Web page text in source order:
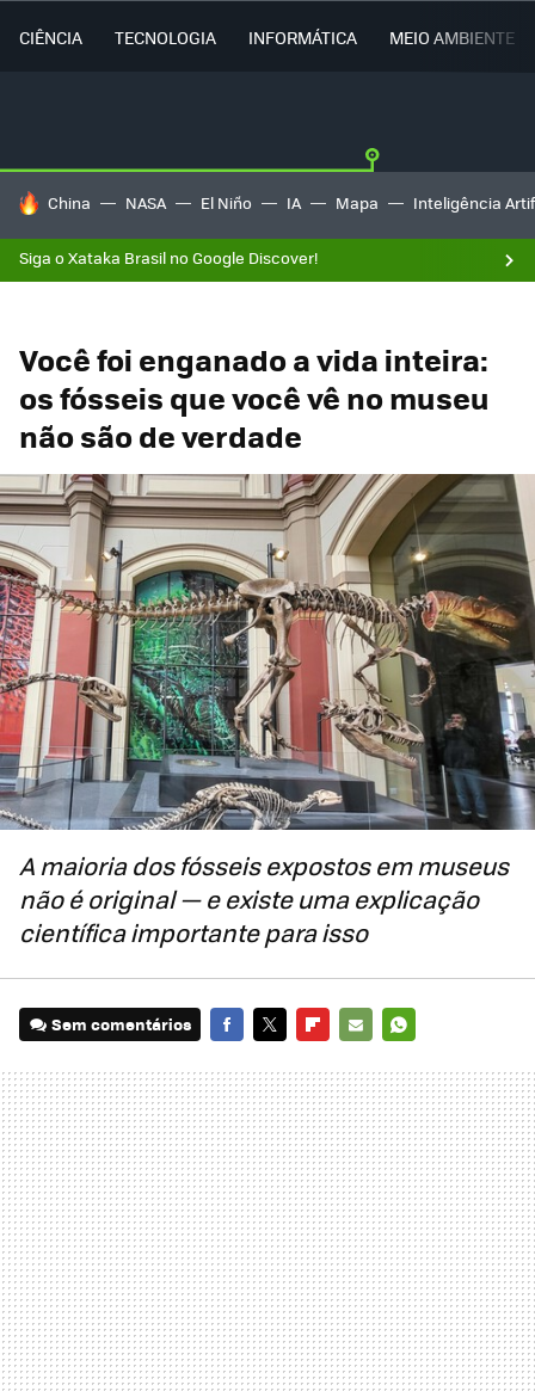
CIÊNCIA TECNOLOGIA INFORMÁTICA MEIO AMBIENTE
TENDÊNCIAS DO DIA
China NASA El Niño IA Mapa Inteligência
Siga o Xataka Brasil no Google Discover!
Você foi enganado a vida inteira:
os fósseis que você vê no museu
não são de verdade
A maioria dos fósseis expostos em museus
não é original — e existe uma explicação
científica importante para isso
Sem comentários
MAIL